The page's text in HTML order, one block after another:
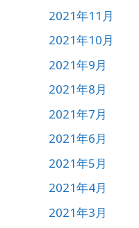
2021年11月
2021年10月
2021年9月
2021年8月
2021年7月
2021年6月
2021年5月
2021年4月
2021年3月